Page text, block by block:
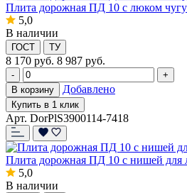
Плита дорожная ПД 10 с люком
5,0
В наличии
ГОСТ ТУ
8 170 руб. 8 987 руб.
-
+
В корзину
Добавлено
Купить в 1 клик
Арт. DorPlS3900114-7418
Плита дорожная ПД 10 с нишей для
5,0
В наличии